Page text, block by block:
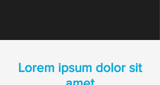
Lorem ipsum dolor sit